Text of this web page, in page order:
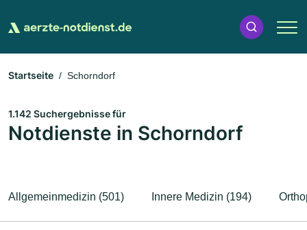
Startseite Schorndorf
1.142 Suchergebnisse für
Notdienste in Schorndorf
Allgemeinmedizin (501) Innere Medizin (194)